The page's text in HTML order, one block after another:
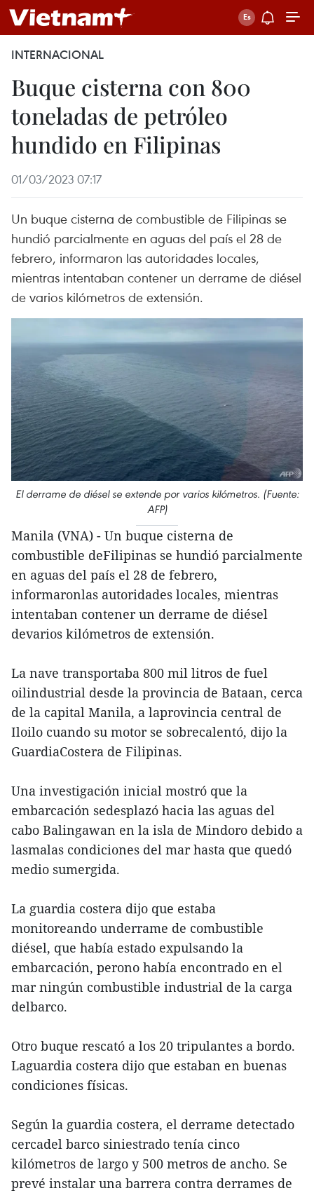
INTERNACIONAL
Buque cisterna con 800
toneladas de petróleo
hundido en Filipinas
01/03/2023 07:17
Un buque cisterna de combustible de Filipinas se
hundió parcialmente en aguas del país el 28 de
febrero, informaron las autoridades locales,
mientras intentaban contener un derrame de diésel
de varios kilómetros de extensión.
El derrame de diésel se extende por varios kilómetros. (Fuente:
AFP)
Manila (VNA) - Un buque cisterna de
combustible deFilipinas se hundió parcialmente
en aguas del país el 28 de febrero,
informaronlas autoridades locales, mientras
intentaban contener un derrame de diésel
devarios kilómetros de extensión.
La nave transportaba 800 mil litros de fuel
oilindustrial desde la provincia de Bataan, cerca
de la capital Manila, a laprovincia central de
Iloilo cuando su motor se sobrecalentó, dijo la
GuardiaCostera de Filipinas.
Una investigación inicial mostró que la
embarcación sedesplazó hacia las aguas del
cabo Balingawan en la isla de Mindoro debido a
lasmalas condiciones del mar hasta que quedó
medio sumergida.
La guardia costera dijo que estaba
monitoreando underrame de combustible
diésel, que había estado expulsando la
embarcación, perono había encontrado en el
mar ningún combustible industrial de la carga
delbarco.
Otro buque rescató a los 20 tripulantes a bordo.
Laguardia costera dijo que estaban en buenas
condiciones físicas.
Según la guardia costera, el derrame detectado
cercadel barco siniestrado tenía cinco
kilómetros de largo y 500 metros de ancho. Se
prevé instalar una barrera contra derrames de